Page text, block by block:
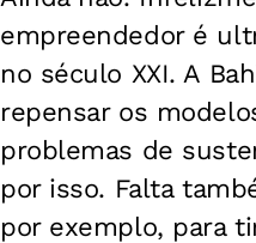
empreendedor é
no século XXI. A
repensar os
problemas de
por isso. Falta
por exemplo, para